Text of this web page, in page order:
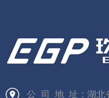
公 司 地 址：湖北